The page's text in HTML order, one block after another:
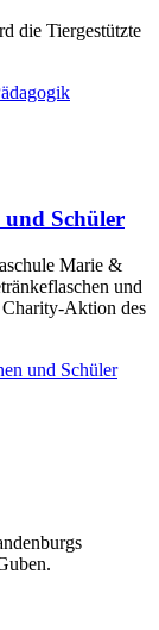
die Tiergestützte
Schüler
Marie &
und
Charity-Aktion des
und Schüler